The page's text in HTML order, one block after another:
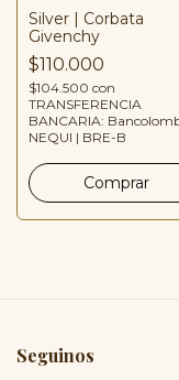
Silver | Corbata
Givenchy
$110.000
$104.500 con
TRANSFERENCIA
BANCARIA:
NEQUI | BRE-B
Seguinos